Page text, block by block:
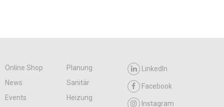
Online Shop
Planung
News
Sanitär
Events
Heizung
LinkedIn
Facebook
Instagram